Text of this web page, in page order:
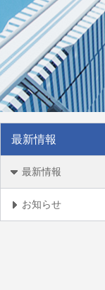
最新情報
最新情報
お知らせ